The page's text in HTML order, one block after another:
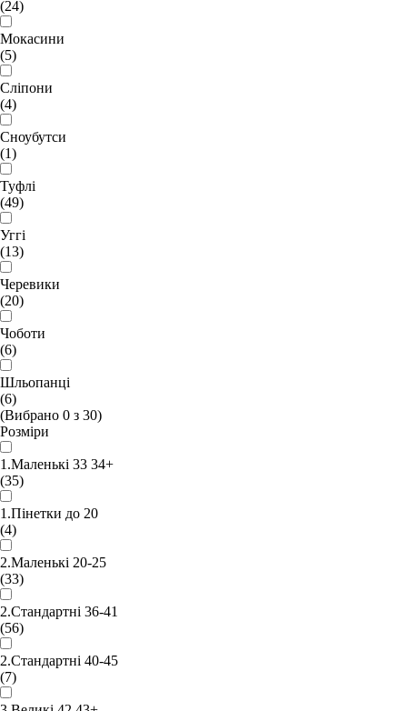
(24)
Мокасини
(5)
Сліпони
(4)
Сноубутси
(1)
Туфлі
(49)
Уггі
(13)
Черевики
(20)
Чоботи
(6)
Шльопанці
(6)
(Вибрано 0 з 30)
Розміри
1.Маленькі 33 34+
(35)
1.Пінетки до 20
(4)
2.Маленькі 20-25
(33)
2.Стандартні 36-41
(56)
2.Стандартні 40-45
(7)